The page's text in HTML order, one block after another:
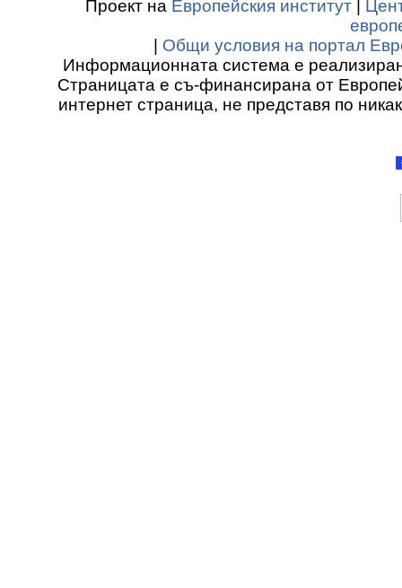
Проект на Европейския институт
Общи условия на портал
Информационната система е
Страницата е съ-финансирана от
интернет страница, не представя по